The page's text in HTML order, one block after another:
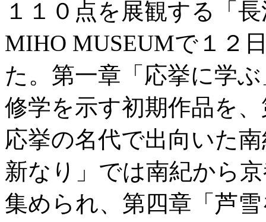
１１０点を展観する「
MIHO MUSEUMで１２
た。第一章「応挙に学
修学を示す初期作品を
応挙の名代で出向いた
新なり」では南紀から
集められ、第四章「芦